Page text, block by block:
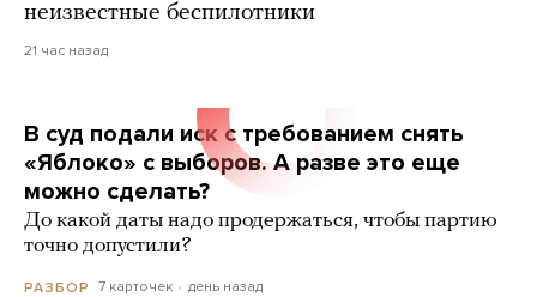
неизвестные беспилотники
21 час назад
В суд подали иск с требованием снять
«Яблоко» с выборов. А разве это еще
можно сделать?
До какой даты надо продержаться, чтобы партию
точно допустили?
РАЗБОР 7 карточек день назад